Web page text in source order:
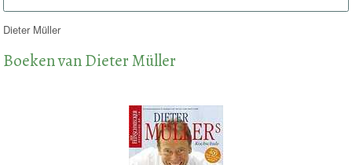
Dieter Müller
Boeken van Dieter Müller